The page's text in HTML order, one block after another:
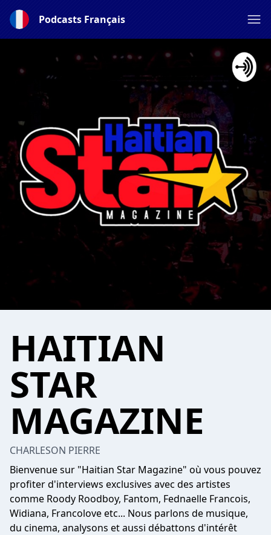
Podcasts Français
HAITIAN
STAR
MAGAZINE
CHARLESON PIERRE
Bienvenue sur "Haitian Star Magazine" où vous pouvez
profiter d'interviews exclusives avec des artistes
comme Roody Roodboy, Fantom, Fednaelle Francois,
Widiana, Francolove etc... Nous parlons de musique,
du cinema, analysons et aussi débattons d'intérêt